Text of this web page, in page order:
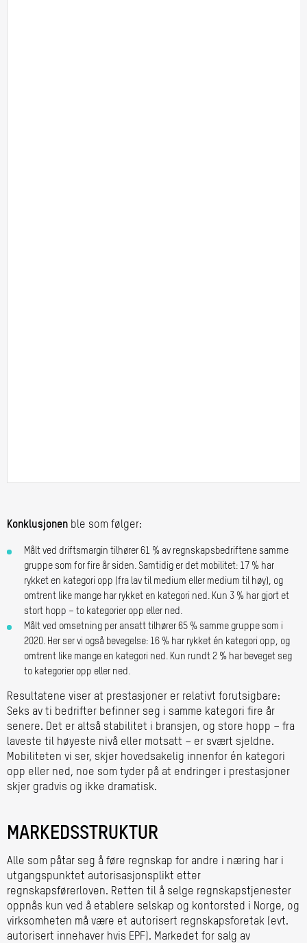
Konklusjonen ble som følger:
Målt ved driftsmargin tilhører 61 % av regnskapsbedriftene samme
gruppe som for fire år siden. Samtidig er det mobilitet: 17 % har
rykket en kategori opp (fra lav til medium eller medium til høy), og
omtrent like mange har rykket en kategori ned. Kun 3 % har gjort et
stort hopp – to kategorier opp eller ned.
Målt ved omsetning per ansatt tilhører 65 % samme gruppe som i
2020. Her ser vi også bevegelse: 16 % har rykket én kategori opp, og
omtrent like mange en kategori ned. Kun rundt 2 % har beveget seg
to kategorier opp eller ned.
Resultatene viser at prestasjoner er relativt forutsigbare:
Seks av ti bedrifter befinner seg i samme kategori fire år
senere. Det er altså stabilitet i bransjen, og store hopp – fra
laveste til høyeste nivå eller motsatt – er svært sjeldne.
Mobiliteten vi ser, skjer hovedsakelig innenfor én kategori
opp eller ned, noe som tyder på at endringer i prestasjoner
skjer gradvis og ikke dramatisk.
MARKEDSSTRUKTUR
Alle som påtar seg å føre regnskap for andre i næring har i
utgangspunktet autorisasjonsplikt etter
regnskapsførerloven. Retten til å selge regnskapstjenester
oppnås kun ved å etablere selskap og kontorsted i Norge, og
virksomheten må være et autorisert regnskapsforetak (evt.
autorisert innehaver hvis EPF). Markedet for salg av